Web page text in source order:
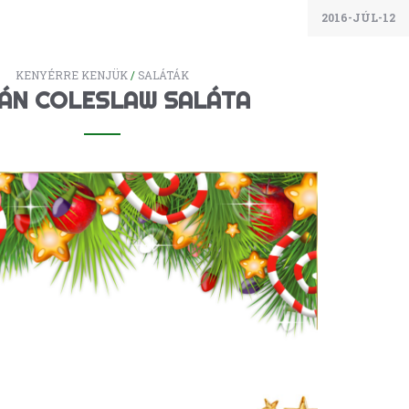
2016-JÚL-12
KENYÉRRE KENJÜK / SALÁTÁK
COLESLAW SALÁTA